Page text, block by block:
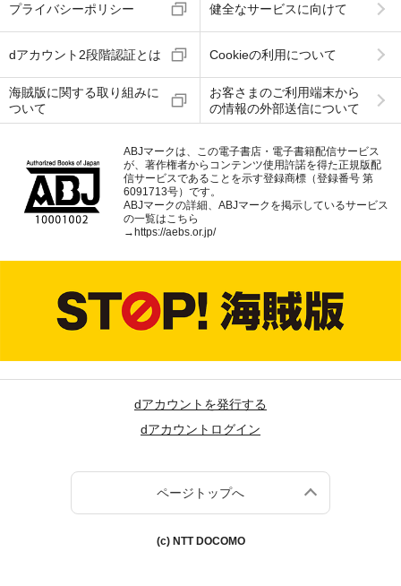
プライバシーポリシー 健全なサービスに向けて
dアカウント2段階認証とは Cookieの利用について
海賊版に関する取り組みに
ついて
お客さまのご利用端末から
の情報の外部送信について
ABJマークは、この電子書店・電子書籍配信サービス
が、著作権者からコンテンツ使用許諾を得た正規版配
信サービスであることを示す登録商標（登録番号 第
6091713号）です。
ABJマークの詳細、ABJマークを掲示しているサービス
の一覧はこちら
→https://aebs.or.jp/
dアカウントを発行する
dアカウントログイン
ページトップへ
(c) NTT DOCOMO